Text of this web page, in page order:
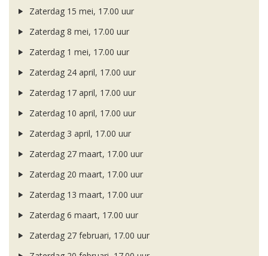
Zaterdag 15 mei, 17.00 uur
Zaterdag 8 mei, 17.00 uur
Zaterdag 1 mei, 17.00 uur
Zaterdag 24 april, 17.00 uur
Zaterdag 17 april, 17.00 uur
Zaterdag 10 april, 17.00 uur
Zaterdag 3 april, 17.00 uur
Zaterdag 27 maart, 17.00 uur
Zaterdag 20 maart, 17.00 uur
Zaterdag 13 maart, 17.00 uur
Zaterdag 6 maart, 17.00 uur
Zaterdag 27 februari, 17.00 uur